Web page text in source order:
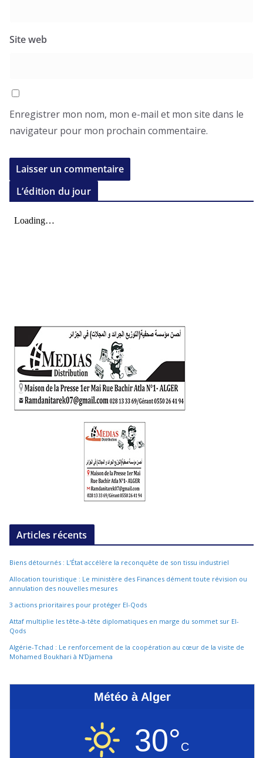
Site web
Enregistrer mon nom, mon e-mail et mon site dans le
navigateur pour mon prochain commentaire.
L’édition du jour
Articles récents
Biens détournés : L’État accélère la reconquête de son tissu industriel
Allocation touristique : Le ministère des Finances dément toute révision ou
annulation des nouvelles mesures
3 actions prioritaires pour protéger El-Qods
Attaf multiplie les tête-à-tête diplomatiques en marge du sommet sur El-
Qods
Algérie-Tchad : Le renforcement de la coopération au cœur de la visite de
Mohamed Boukhari à N’Djamena
Météo à Alger
30°C